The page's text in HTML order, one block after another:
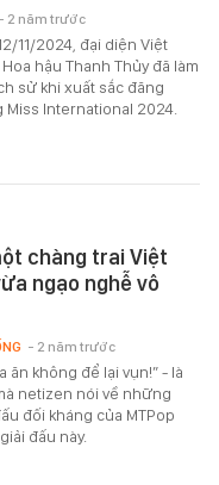
11/2024, đại diện Việt
Hoa hậu Thanh Thủy đã làm
sử khi xuất sắc đăng
Miss International 2024.
- 2 năm trước
chàng trai Việt
ngạo nghễ vô
ăn không để lại vụn!” - là
netizen nói về những
đối kháng của MTPop
đấu này.
- 2 năm trước